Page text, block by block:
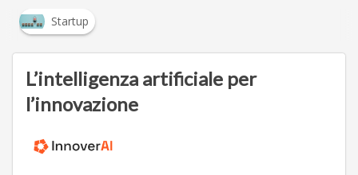
Startup
L’intelligenza artificiale per
l’innovazione